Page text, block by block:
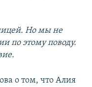
Но мы не
по этому поводу.
о том, что Алия